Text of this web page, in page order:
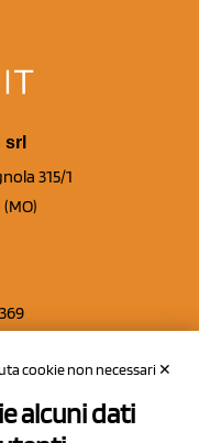
srl
315/1
i.v.
cookie non necessari ✕
alcuni dati